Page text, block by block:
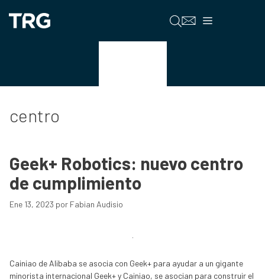
contenido
Menú
centro
Geek+ Robotics: nuevo centro
de cumplimiento
Ene 13, 2023 por Fabian Audisio
Cainiao de Alibaba se asocia con Geek+ para ayudar a un gigante
minorista internacional Geek+ y Cainiao, se asocian para construir el